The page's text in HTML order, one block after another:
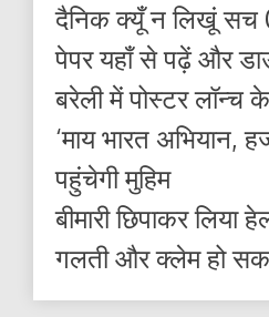
दैनिक क्यूँ न लिखूं सच
पेपर यहाँ से पढ़ें और
बरेली में पोस्टर
‘माय भारत अभियान,
पहुंचेगी मुहिम
बीमारी छिपाकर लिया
गलती और क्लेम हो